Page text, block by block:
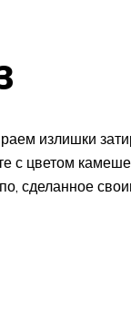
излишки
с цветом
сделанное